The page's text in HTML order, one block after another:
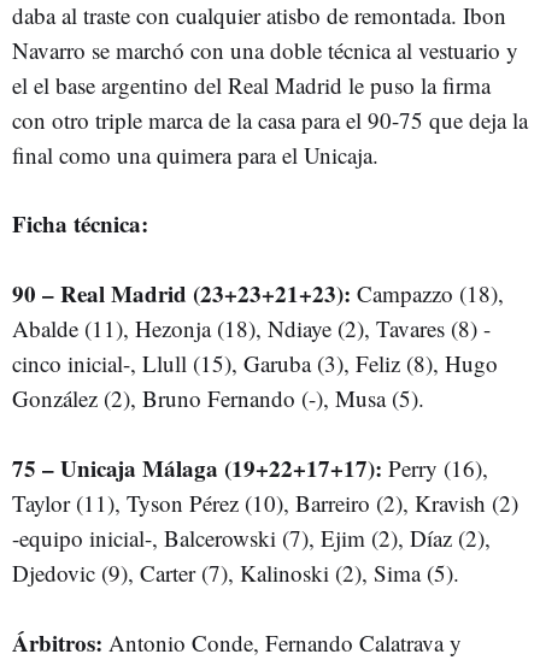
daba al traste con cualquier atisbo de remontada. Ibon
Navarro se marchó con una doble técnica al vestuario y
el el base argentino del Real Madrid le puso la firma
con otro triple marca de la casa para el 90-75 que deja la
final como una quimera para el Unicaja.
Ficha técnica:
90 – Real Madrid (23+23+21+23): Campazzo (18),
Abalde (11), Hezonja (18), Ndiaye (2), Tavares (8) -
cinco inicial-, Llull (15), Garuba (3), Feliz (8), Hugo
González (2), Bruno Fernando (-), Musa (5).
75 – Unicaja Málaga (19+22+17+17): Perry (16),
Taylor (11), Tyson Pérez (10), Barreiro (2), Kravish (2)
-equipo inicial-, Balcerowski (7), Ejim (2), Díaz (2),
Djedovic (9), Carter (7), Kalinoski (2), Sima (5).
Árbitros: Antonio Conde, Fernando Calatrava y